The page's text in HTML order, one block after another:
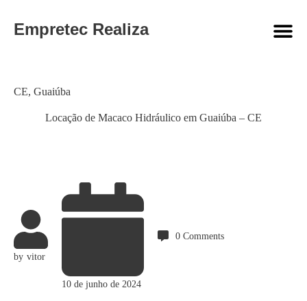
Empretec Realiza
Locação de Macaco Hidráulico em Guaiúba – CE
Category
CE, Guaiúba
by vitor
10 de junho de 2024
0 Comments